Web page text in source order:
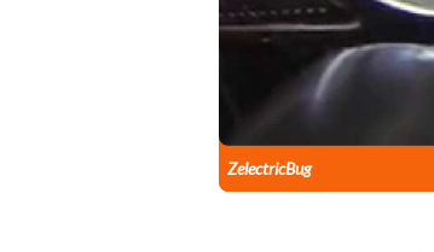
ZelectricBug